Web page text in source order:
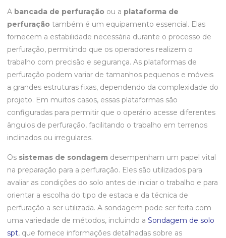
A bancada de perfuração ou a plataforma de
perfuração também é um equipamento essencial. Elas
fornecem a estabilidade necessária durante o processo de
perfuração, permitindo que os operadores realizem o
trabalho com precisão e segurança. As plataformas de
perfuração podem variar de tamanhos pequenos e móveis
a grandes estruturas fixas, dependendo da complexidade do
projeto. Em muitos casos, essas plataformas são
configuradas para permitir que o operário acesse diferentes
ângulos de perfuração, facilitando o trabalho em terrenos
inclinados ou irregulares.
Os sistemas de sondagem desempenham um papel vital
na preparação para a perfuração. Eles são utilizados para
avaliar as condições do solo antes de iniciar o trabalho e para
orientar a escolha do tipo de estaca e da técnica de
perfuração a ser utilizada. A sondagem pode ser feita com
uma variedade de métodos, incluindo a Sondagem de solo
spt, que fornece informações detalhadas sobre as